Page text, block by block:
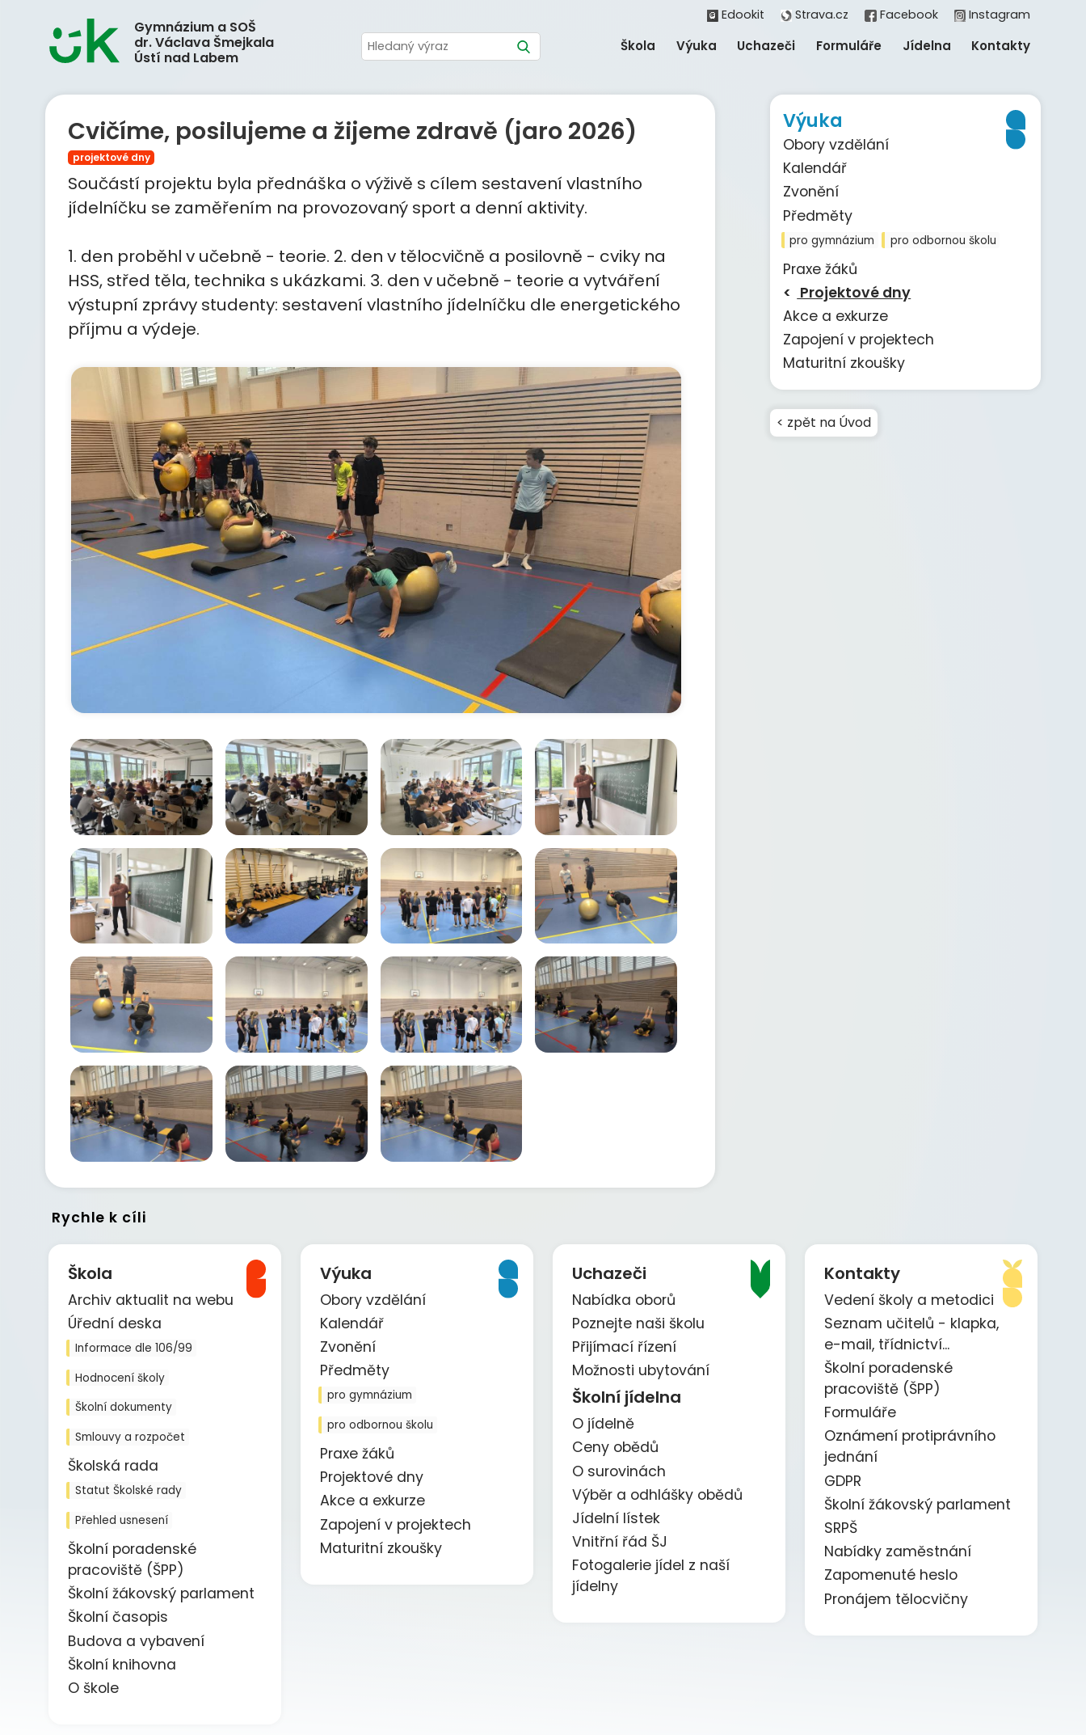
Edookit Strava.cz Facebook Instagram
Gymnázium a SOŠ
dr. Václava Šmejkala
Ústí nad Labem
Škola Výuka Uchazeči Formuláře Jídelna Kontakty
Cvičíme, posilujeme a žijeme zdravě (jaro 2026)
projektové dny
Součástí projektu byla přednáška o výživě s cílem sestavení vlastního
jídelníčku se zaměřením na provozovaný sport a denní aktivity.
1. den proběhl v učebně - teorie. 2. den v tělocvičně a posilovně - cviky na
HSS, střed těla, technika s ukázkami. 3. den v učebně - teorie a vytváření
výstupní zprávy studenty: sestavení vlastního jídelníčku dle energetického
příjmu a výdeje.
Výuka
Obory vzdělání
Kalendář
Zvonění
Předměty
pro gymnázium pro odbornou školu
Praxe žáků
Projektové dny
Akce a exkurze
Zapojení v projektech
Maturitní zkoušky
< zpět na Úvod
Rychle k cíli
Škola
Archiv aktualit na webu
Úřední deska
Informace dle 106/99
Hodnocení školy
Školní dokumenty
Smlouvy a rozpočet
Školská rada
Statut Školské rady
Přehled usnesení
Školní poradenské
pracoviště (ŠPP)
Školní žákovský parlament
Školní časopis
Budova a vybavení
Školní knihovna
O škole
Výuka
Obory vzdělání
Kalendář
Zvonění
Předměty
pro gymnázium
pro odbornou školu
Praxe žáků
Projektové dny
Akce a exkurze
Zapojení v projektech
Maturitní zkoušky
Uchazeči
Nabídka oborů
Poznejte naši školu
Přijímací řízení
Možnosti ubytování
Školní jídelna
O jídelně
Ceny obědů
O surovinách
Výběr a odhlášky obědů
Jídelní lístek
Vnitřní řád ŠJ
Fotogalerie jídel z naší
jídelny
Kontakty
Vedení školy a metodici
Seznam učitelů - klapka,
e-mail, třídnictví...
Školní poradenské
pracoviště (ŠPP)
Formuláře
Oznámení protiprávního
jednání
GDPR
Školní žákovský parlament
SRPŠ
Nabídky zaměstnání
Zapomenuté heslo
Pronájem tělocvičny